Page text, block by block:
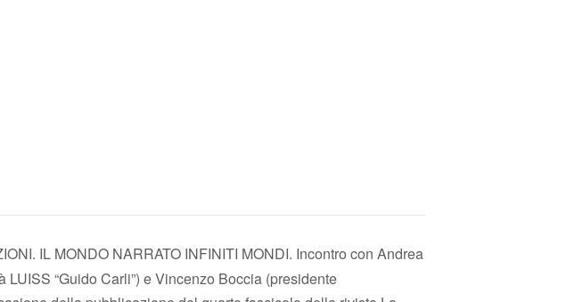
IL MONDO NARRATO INFINITI MONDI. Incontro con Andrea
“Guido Carli”) e Vincenzo Boccia (presidente